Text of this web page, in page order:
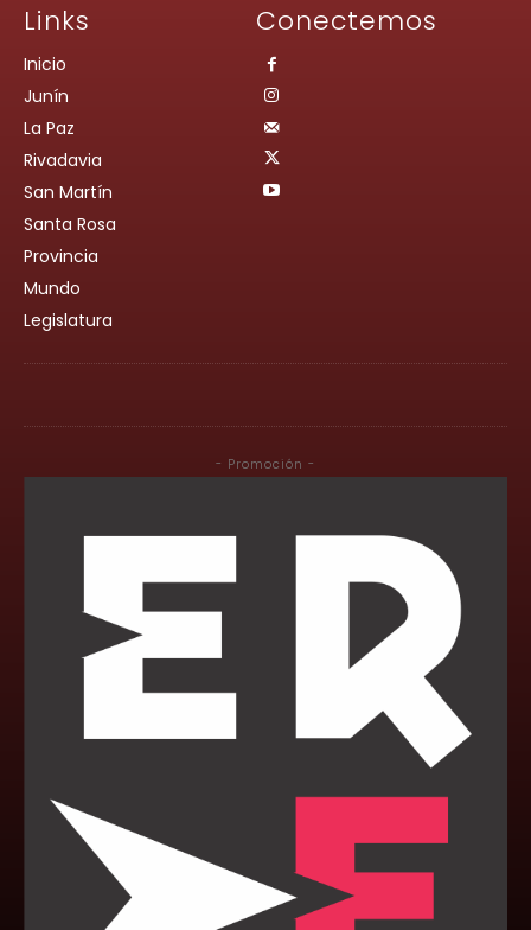
Links
Inicio
Junín
La Paz
Rivadavia
San Martín
Santa Rosa
Provincia
Mundo
Legislatura
Conectemos
- Promoción -